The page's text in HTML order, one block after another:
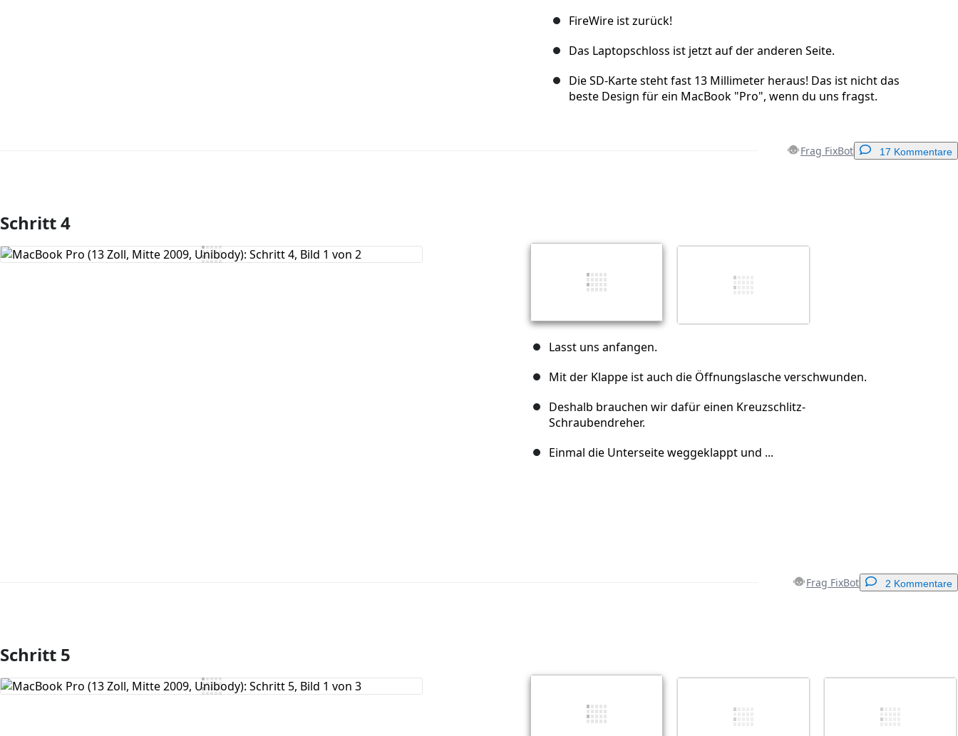
FireWire ist zurück!
Das Laptopschloss ist jetzt auf der anderen Seite.
Die SD-Karte steht fast 13 Millimeter heraus! Das ist nicht das
beste Design für ein MacBook "Pro", wenn du uns fragst.
Frag FixBot 17 Kommentare
Kommentar hinzufügen
Schritt 4
Lasst uns anfangen.
Mit der Klappe ist auch die Öffnungslasche verschwunden.
Deshalb brauchen wir dafür einen Kreuzschlitz-
Schraubendreher.
Einmal die Unterseite weggeklappt und ...
Frag FixBot 2 Kommentare
Kommentar hinzufügen
Kommentieren
Schritt 5